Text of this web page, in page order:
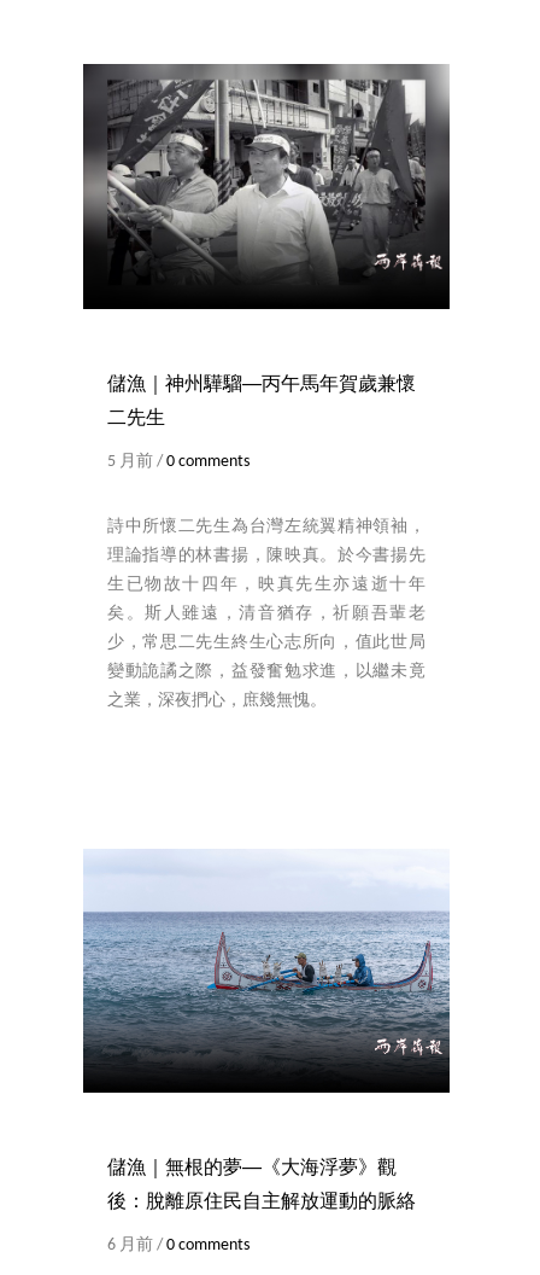
儲漁｜神州驊騮──丙午馬年賀歲兼懷
二先生
5 月前 /0 comments
詩中所懷二先生為台灣左統翼精神領袖，
理論指導的林書揚，陳映真。於今書揚先
生已物故十四年，映真先生亦遠逝十年
矣。斯人雖遠，清音猶存，祈願吾輩老
少，常思二先生終生心志所向，值此世局
變動詭譎之際，益發奮勉求進，以繼未竟
之業，深夜捫心，庶幾無愧。
儲漁｜無根的夢──《大海浮夢》觀
後：脫離原住民自主解放運動的脈絡
6 月前 / 0 comments